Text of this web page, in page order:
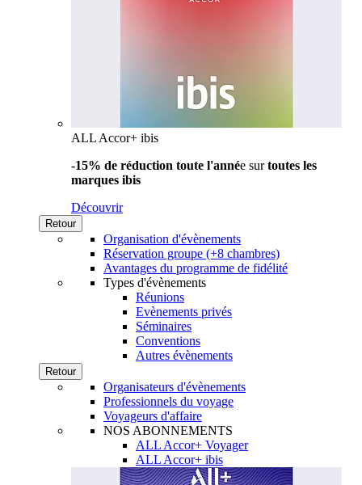
ALL Accor+ ibis
-15% de réduction toute l'année surtoutes les
marques ibis
Découvrir
Retour
Organisation d'évènements
Réservation groupe (+8 chambres)
Avantages du programme de fidélité
Types d'évènements
Réunions
Evènements privés
Séminaires
Conventions
Autres évènements
Retour
Organisateurs d'évènements
Professionnels du voyage
Voyageurs d'affaire
NOS ABONNEMENTS
ALL Accor+ Voyager
ALL Accor+ ibis